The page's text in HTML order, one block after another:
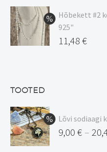
oli:
17,00 €.
hind
on:
15,00 €.
Hõbekett #2
925"
Algne
11,48 €
TOOTED
Lõvi sodiaagi
9,00 € –